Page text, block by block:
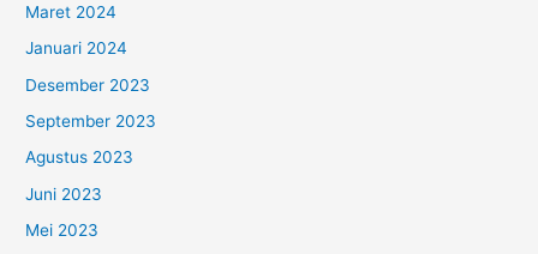
Maret 2024
Januari 2024
Desember 2023
September 2023
Agustus 2023
Juni 2023
Mei 2023